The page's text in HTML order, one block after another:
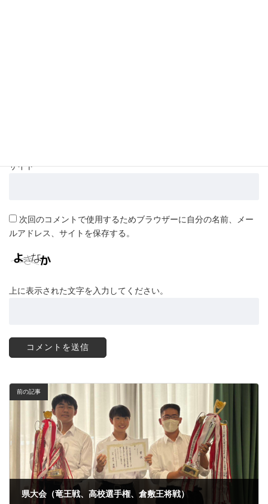
サイト
次回のコメントで使用するためブラウザーに自分の名前、メー
ルアドレス、サイトを保存する。
上に表示された文字を入力してください。
前の記事
県大会（竜王戦、高校選手権、倉敷王将戦）